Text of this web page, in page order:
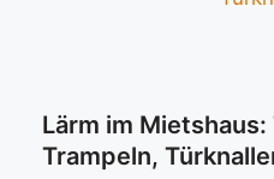
Lärm im Mietshaus:
Trampeln,